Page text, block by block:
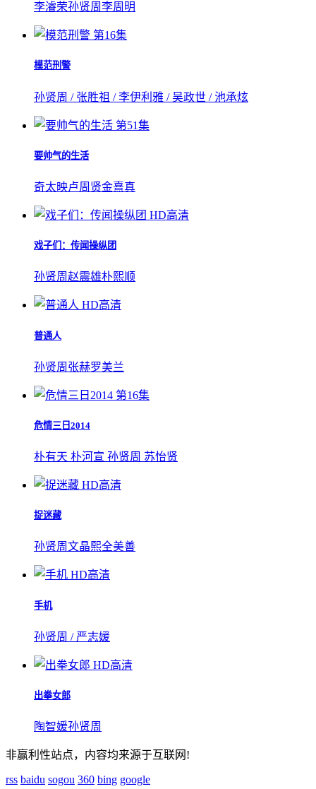
李濬荣孙贤周李周明
第16集
模范刑警
孙贤周 / 张胜祖 / 李伊利雅 / 吴政世 / 池承炫
第51集
要帅气的生活
奇太映卢周贤金熹真
HD高清
戏子们：传闻操纵团
孙贤周赵震雄朴熙顺
HD高清
普通人
孙贤周 张赫罗美兰
第16集
危情三日2014
朴有天 朴河宣 孙贤周 苏怡贤
HD高清
捉迷藏
孙贤周文晶熙全美善
HD高清
手机
孙贤周 / 严志媛
HD高清
出拳女郎
陶智媛孙贤周
非赢利性站点，内容均来源于互联网!
rss baidu sogou 360 bing google